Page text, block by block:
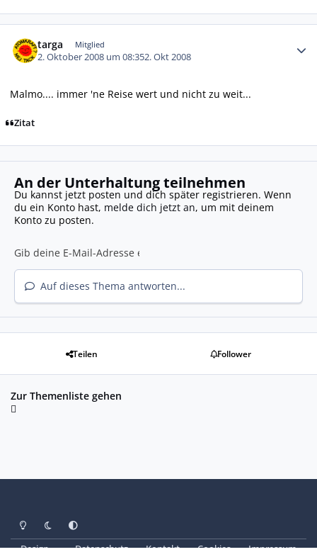
targa Mitglied
2. Oktober 2008 um 08:352. Okt 2008
Malmo.... immer 'ne Reise wert und nicht zu weit...
Zitat
An der Unterhaltung teilnehmen
Du kannst jetzt posten und dich später registrieren. Wenn
du ein Konto hast, melde dich jetzt an, um mit deinem
Konto zu posten.
Auf dieses Thema antworten...
Teilen Follower
Zur Themenliste gehen
Heller ModusDunkler Modus
Systemeinstellung
Design Datenschutz Kontakt Cookies Impressum